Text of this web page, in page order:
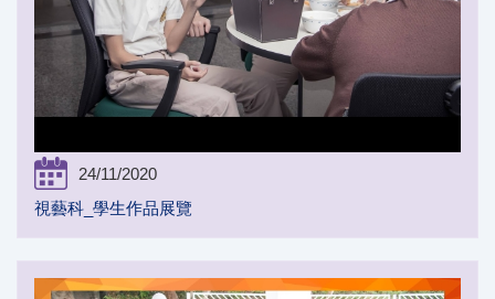
24/11/2020
視藝科_學生作品展覽